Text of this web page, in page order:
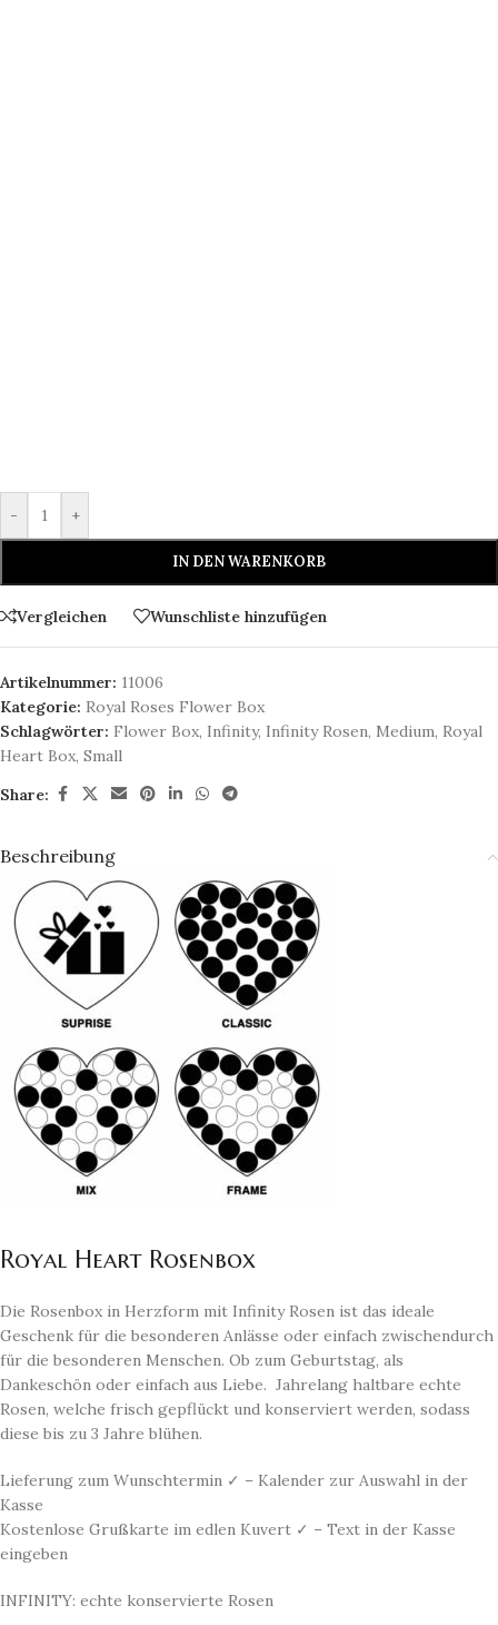
- +
IN DEN WARENKORB
Vergleichen Wunschliste hinzufügen
Artikelnummer: 11006
Kategorie: Royal Roses Flower Box
Schlagwörter: Flower Box, Infinity, Infinity Rosen, Medium, Royal
Heart Box, Small
Share:
Beschreibung
Royal Heart Rosenbox
Die Rosenbox in Herzform mit Infinity Rosen ist das ideale
Geschenk für die besonderen Anlässe oder einfach zwischendurch
für die besonderen Menschen. Ob zum Geburtstag, als
Dankeschön oder einfach aus Liebe. Jahrelang haltbare echte
Rosen, welche frisch gepflückt und konserviert werden, sodass
diese bis zu 3 Jahre blühen.
Lieferung zum Wunschtermin ✓ – Kalender zur Auswahl in der
Kasse
Kostenlose Grußkarte im edlen Kuvert ✓ – Text in der Kasse
eingeben
INFINITY: echte konservierte Rosen